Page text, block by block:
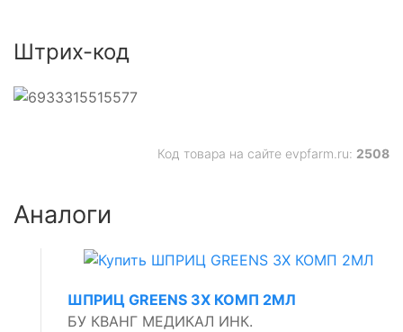
Штрих-код
Код товара на сайте evpfarm.ru: 2508
Аналоги
ШПРИЦ GREENS 3Х КОМП 2МЛ
БУ КВАНГ МЕДИКАЛ ИНК.